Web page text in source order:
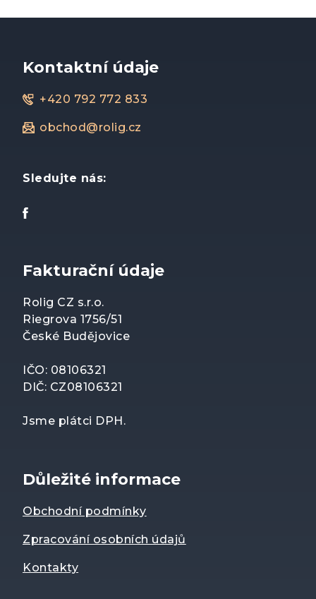
Kontaktní údaje
+420 792 772 833
obchod@rolig.cz
Sledujte nás:
Fakturační údaje
Rolig CZ s.r.o.
Riegrova 1756/51
České Budějovice
IČO: 08106321
DIČ: CZ08106321
Jsme plátci DPH.
Důležité informace
Obchodní podmínky
Zpracování osobních údajů
Kontakty